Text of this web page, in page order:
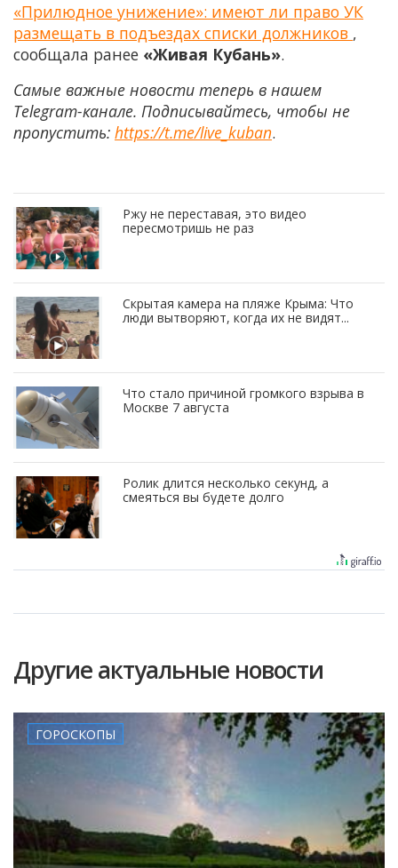
«Прилюдное унижение»: имеют ли право УК
размещать в подъездах списки должников ,
сообщала ранее «Живая Кубань».
Самые важные новости теперь в нашем
Telegram-канале. Подписывайтесь, чтобы не
пропустить: https://t.me/live_kuban.
Ржу не переставая, это видео
пересмотришь не раз
Скрытая камера на пляже Крыма: Что
люди вытворяют, когда их не видят...
Что стало причиной громкого взрыва в
Москве 7 августа
Ролик длится несколько секунд, а
смеяться вы будете долго
Другие актуальные новости
ГОРОСКОПЫ